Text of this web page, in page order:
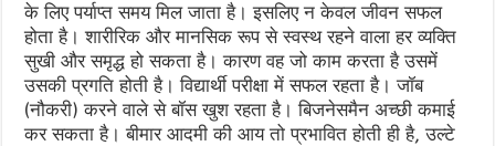
के लिए पर्याप्त समय मिल जाता है। इसलिए न केवल जीवन सफल
होता है। शारीरिक और मानसिक रूप से स्वस्थ रहने वाला हर व्यक्ति
सुखी और समृद्ध हो सकता है। कारण वह जो काम करता है उसमें
उसकी प्रगति होती है। विद्यार्थी परीक्षा में सफल रहता है। जॉब
(नौकरी) करने वाले से बॉस खुश रहता है। बिजनेसमैन अच्छी कमाई
कर सकता है। बीमार आदमी की आय तो प्रभावित होती ही है, उल्टे